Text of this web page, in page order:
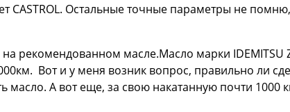
CASTROL. Остальные точные параметры не
рекомендованном масле.Масло марки IDEMITSU
Вот и у меня возник вопрос, правильно ли
масло. А вот еще, за свою накатанную почти